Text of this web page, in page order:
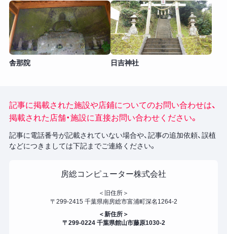
舎那院 日吉神社
記事に掲載された施設や店鋪についてのお問い合わせは、
掲載された店舗・施設に直接お問い合わせください。
記事に電話番号が記載されていない場合や、記事の追加依頼、誤植
などにつきましては下記までご連絡ください。
房総コンピューター株式会社
＜旧住所＞
〒299-2415 千葉県南房総市富浦町深名1264-2
＜新住所＞
〒299-0224 千葉県館山市藤原1030-2